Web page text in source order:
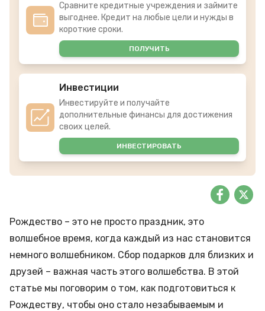
Сравните кредитные учреждения и займите
выгоднее. Кредит на любые цели и нужды в
короткие сроки.
ПОЛУЧИТЬ
Инвестиции
Инвестируйте и получайте
дополнительные финансы для достижения
своих целей.
ИНВЕСТИРОВАТЬ
Рождество – это не просто праздник, это
волшебное время, когда каждый из нас становится
немного волшебником. Сбор подарков для близких и
друзей – важная часть этого волшебства. В этой
статье мы поговорим о том, как подготовиться к
Рождеству, чтобы оно стало незабываемым и